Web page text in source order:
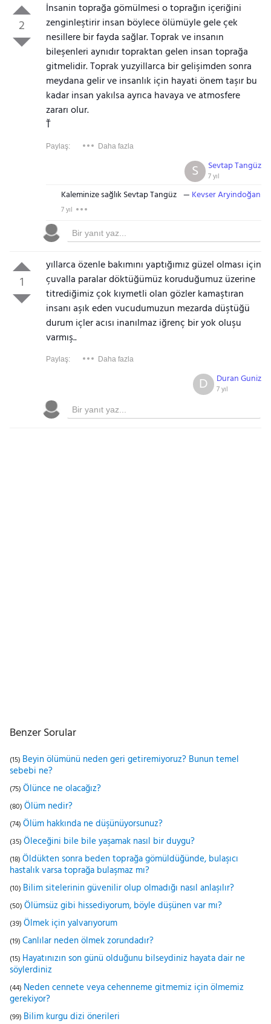
2
İnsanin toprağa gömülmesi o toprağın içeriğini
zenginleştirir insan böylece ölümüyle gele çek
nesillere bir fayda sağlar. Toprak ve insanın
bileşenleri aynıdır topraktan gelen insan toprağa
gitmelidir. Toprak yuzyillarca bir gelişimden sonra
meydana gelir ve insanlık için hayati önem taşır bu
kadar insan yakılsa ayrıca havaya ve atmosfere
zararı olur.
Ť
Paylaş: Daha fazla
Sevtap Tangüz
7 yıl
S
Kaleminize sağlık Sevtap Tangüz Kevser Aryindoğan
7 yıl
1
yıllarca özenle bakımını yaptığımız güzel olması için
çuvalla paralar döktüğümüz koruduğumuz üzerine
titrediğimiz çok kıymetli olan gözler kamaştıran
insanı aşık eden vucudumuzun mezarda düştüğü
durum içler acısı inanılmaz iğrenç bir yok oluşu
varmış..
Paylaş: Daha fazla
Duran Guniz
7 yıl
D
Benzer Sorular
(15) Beyin ölümünü neden geri getiremiyoruz? Bunun temel
sebebi ne?
(75) Ölünce ne olacağız?
(80) Ölüm nedir?
(74) Ölüm hakkında ne düşünüyorsunuz?
(35) Öleceğini bile bile yaşamak nasıl bir duygu?
(18) Öldükten sonra beden toprağa gömüldüğünde, bulaşıcı
hastalık varsa toprağa bulaşmaz mı?
(10) Bilim sitelerinin güvenilir olup olmadığı nasıl anlaşılır?
(50) Ölümsüz gibi hissediyorum, böyle düşünen var mı?
(39) Ölmek için yalvarıyorum
(19) Canlılar neden ölmek zorundadır?
(15) Hayatınızın son günü olduğunu bilseydiniz hayata dair ne
söylerdiniz
(44) Neden cennete veya cehenneme gitmemiz için ölmemiz
gerekiyor?
(99) Bilim kurgu dizi önerileri